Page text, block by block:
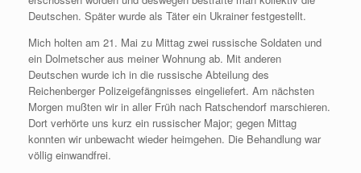
Deutschen. Später wurde als Täter ein Ukrainer festgestellt.
Mich holten am 21. Mai zu Mittag zwei russische Soldaten und
ein Dolmetscher aus meiner Wohnung ab. Mit anderen
Deutschen wurde ich in die russische Abteilung des
Reichenberger Polizeigefängnisses eingeliefert. Am nächsten
Morgen mußten wir in aller Früh nach Ratschendorf marschieren.
Dort verhörte uns kurz ein russischer Major; gegen Mittag
konnten wir unbewacht wieder heimgehen. Die Behandlung war
völlig einwandfrei.